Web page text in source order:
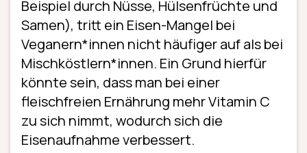
Beispiel durch Nüsse, Hülsenfrüchte und
Samen), tritt ein Eisen-Mangel bei
Veganern*innen nicht häufiger auf als bei
Mischköstlern*innen. Ein Grund hierfür
könnte sein, dass man bei einer
fleischfreien Ernährung mehr Vitamin C
zu sich nimmt, wodurch sich die
Eisenaufnahme verbessert.